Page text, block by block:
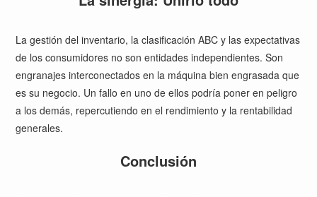
La gestión del inventario, la clasificación ABC y las expectativas
de los consumidores no son entidades independientes. Son
engranajes interconectados en la máquina bien engrasada que
es su negocio. Un fallo en uno de ellos podría poner en peligro
a los demás, repercutiendo en el rendimiento y la rentabilidad
generales.
Conclusión